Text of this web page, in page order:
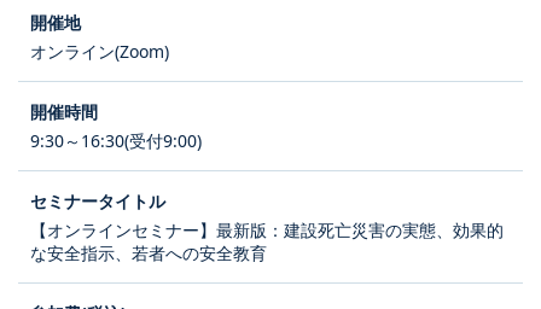
オンライン(Zoom)
9:30～16:30(受付9:00)
【オンラインセミナー】最新版：建設死亡災害の実態、効果的
な安全指示、若者への安全教育